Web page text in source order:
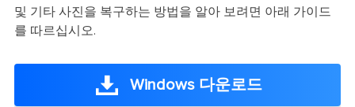
및 기타 사진을 복구하는 방법을 알아 보려면 아래 가이드
를 따르십시오.
Windows 다운로드